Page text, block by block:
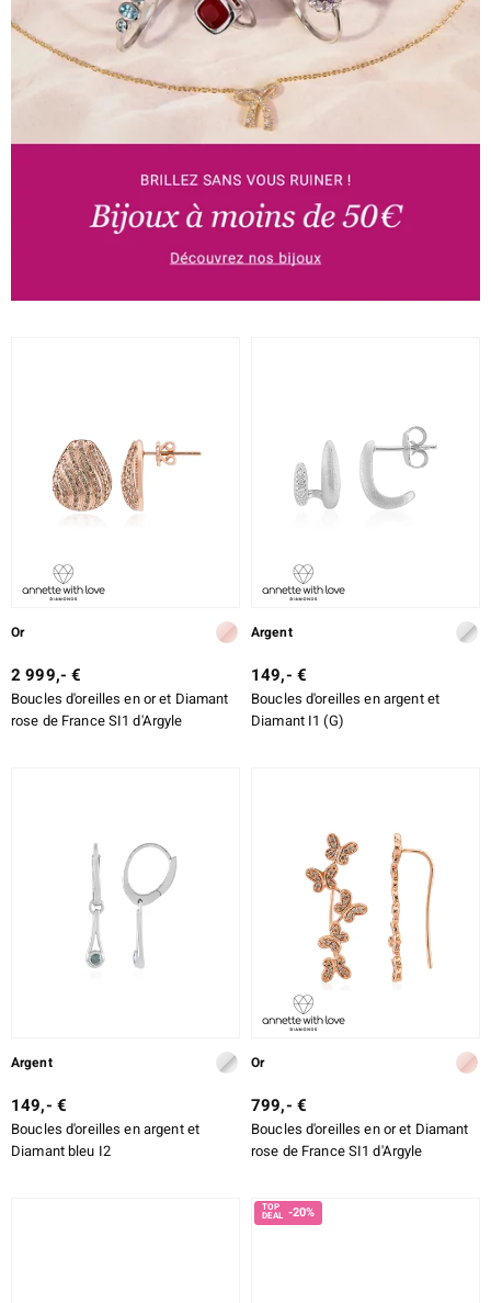
Or
2 999,- €
Boucles d'oreilles en or et Diamant
rose de France SI1 d'Argyle
Argent
149,- €
Boucles d'oreilles en argent et
Diamant I1 (G)
Argent
149,- €
Boucles d'oreilles en argent et
Diamant bleu I2
Or
799,- €
Boucles d'oreilles en or et Diamant
rose de France SI1 d'Argyle
-20%